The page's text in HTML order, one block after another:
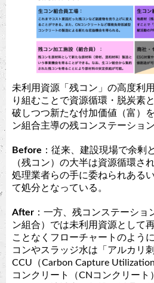
未利用資源「残コン」の高度利
り組むことで資源循環・脱炭素
破しつつ新たな付加価値（富）
ン組合主導の残コンステーショ
Before ：従来、建設現場で余剰
（残コン）の大半は資源循環さ
処理業者らの手に委ねられある
て処分となっている。
After ：一方、残コンステーショ
ン組合）では未利用資源として
ことなくフローチャートのよう
コンやスラッジ水は「アルカリ
CCU（Carbon Capture
コンクリート（CNコンクリート